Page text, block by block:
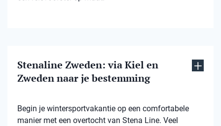
Stenaline Zweden: via Kiel en
Zweden naar je bestemming
Begin je wintersportvakantie op een comfortabele
manier met een overtocht van Stena Line. Veel